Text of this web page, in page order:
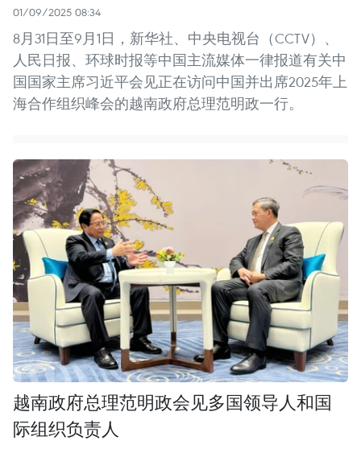
01/09/2025 08:34
8月31日至9月1日，新华社、中央电视台（CCTV）、
人民日报、环球时报等中国主流媒体一律报道有关中
国国家主席习近平会见正在访问中国并出席2025年上
海合作组织峰会的越南政府总理范明政一行。
越南政府总理范明政会见多国领导人和国
际组织负责人